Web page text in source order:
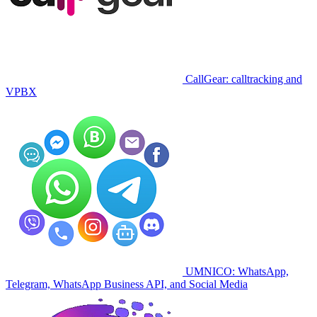
CallGear: calltracking and
VPBX
UMNICO: WhatsApp,
Telegram, WhatsApp Business API, and Social Media